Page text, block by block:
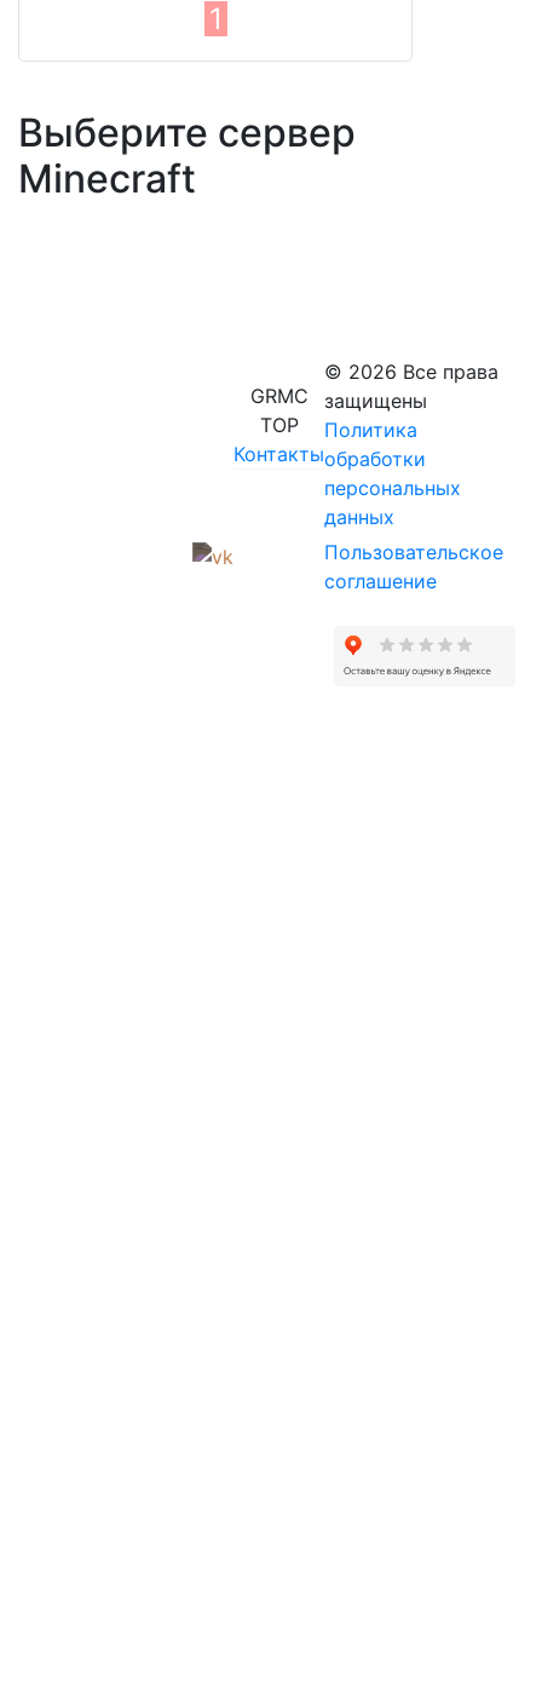
1
Выберите сервер
Minecraft
GRMC
TOP
Контакты
© 2026 Все права
защищены
Политика
обработки
персональных
данных
Пользовательское
соглашение